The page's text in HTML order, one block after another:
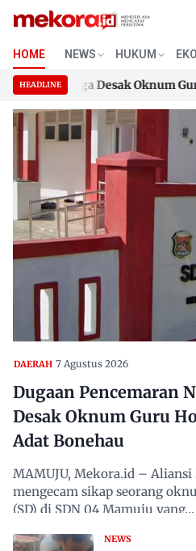
Skip
content
HOME NEWS HUKUM
HEADLINE
Keluarga Desak Oknum Guru
Keluarga Desak Oknum Guru
DAERAH 7 Agustus 2026
Dugaan Pencemaran
Desak Oknum Guru
Adat Bonehau
MAMUJU, Mekora.id – Aliansi
mengecam sikap seorang
(SD) di SDN 04 Mamuju yang…
NEWS